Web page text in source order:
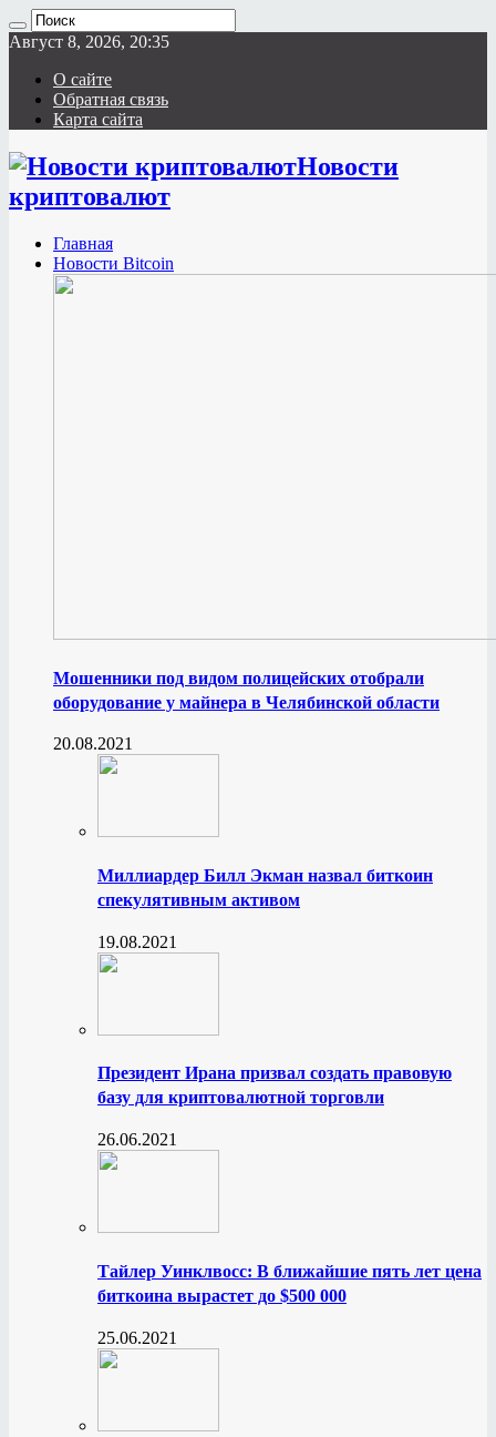
Август 8, 2026, 20:35
О сайте
Обратная связь
Карта сайта
Новости
криптовалют
Главная
Новости Bitcoin
Мошенники под видом полицейских отобрали
оборудование у майнера в Челябинской области
20.08.2021
Миллиардер Билл Экман назвал биткоин
спекулятивным активом
19.08.2021
Президент Ирана призвал создать правовую
базу для криптовалютной торговли
26.06.2021
Тайлер Уинклвосс: В ближайшие пять лет цена
биткоина вырастет до $500 000
25.06.2021